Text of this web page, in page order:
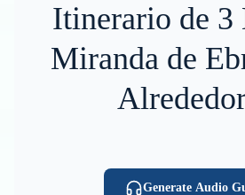
Itinerario de 3
Miranda de
Generate Audio